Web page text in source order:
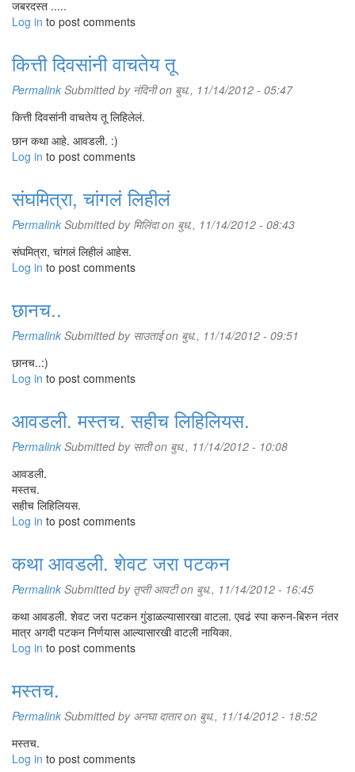
जबरदस्त .....
Log in to post comments
कित्ती दिवसांनी वाचतेय तू
Permalink Submitted by नंदिनीon बुध., 11/14/2012 - 05:47
कित्ती दिवसांनी वाचतेय तू लिहिलेलं.
छान कथा आहे. आवडली. :)
Log in to post comments
संघमित्रा, चांगलं लिहीलं
Permalink Submitted by मिलिंदाon बुध., 11/14/2012 - 08:43
संघमित्रा, चांगलं लिहीलं आहेस.
Log in to post comments
छानच..
Permalink Submitted by साउताईon बुध., 11/14/2012 - 09:51
छानच..:)
Log in to post comments
आवडली. मस्तच. सहीच लिहिलियस.
Permalink Submitted by सातीon बुध., 11/14/2012 - 10:08
आवडली.
मस्तच.
सहीच लिहिलियस.
Log in to post comments
कथा आवडली. शेवट जरा पटकन
Permalink Submitted by तृप्ती आवटीon बुध., 11/14/2012 - 16:45
कथा आवडली. शेवट जरा पटकन गुंडाळल्यासारखा वाटला. एवढं स्पा करुन-बिरुन नंतर
मात्र अगदी पटकन निर्णयास आल्यासारखी वाटली नायिका.
Log in to post comments
मस्तच.
Permalink Submitted by अनघा दातारon बुध., 11/14/2012 - 18:52
मस्तच.
Log in to post comments